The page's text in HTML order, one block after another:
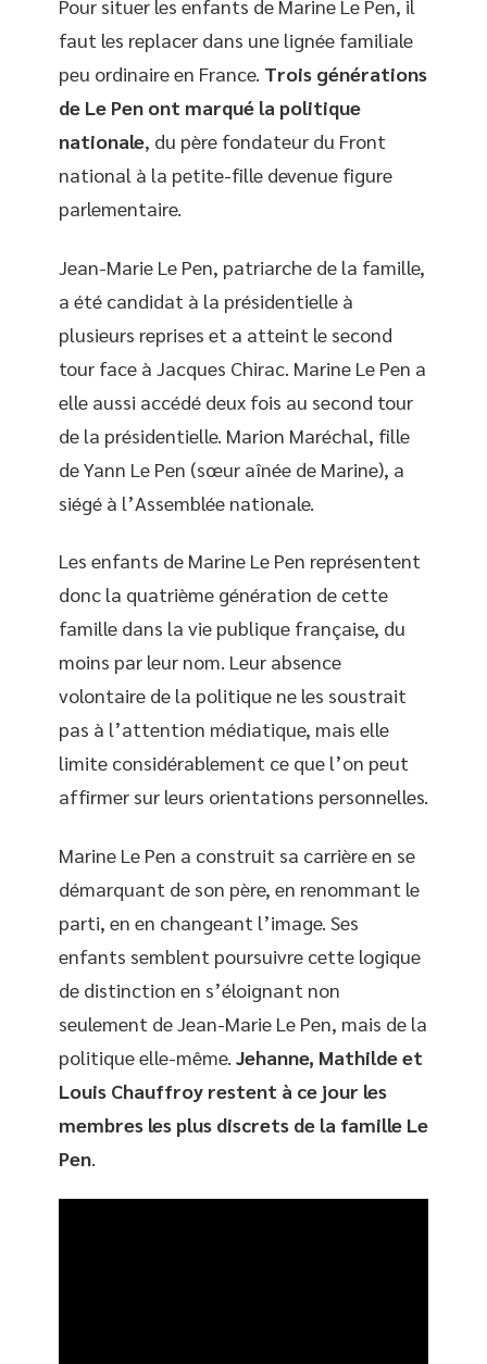
Pour situer les enfants de Marine Le Pen, il
faut les replacer dans une lignée familiale
peu ordinaire en France. Trois générations
de Le Pen ont marqué la politique
nationale, du père fondateur du Front
national à la petite-fille devenue figure
parlementaire.
Jean-Marie Le Pen, patriarche de la famille,
a été candidat à la présidentielle à
plusieurs reprises et a atteint le second
tour face à Jacques Chirac. Marine Le Pen a
elle aussi accédé deux fois au second tour
de la présidentielle. Marion Maréchal, fille
de Yann Le Pen (sœur aînée de Marine), a
siégé à l’Assemblée nationale.
Les enfants de Marine Le Pen représentent
donc la quatrième génération de cette
famille dans la vie publique française, du
moins par leur nom. Leur absence
volontaire de la politique ne les soustrait
pas à l’attention médiatique, mais elle
limite considérablement ce que l’on peut
affirmer sur leurs orientations personnelles.
Marine Le Pen a construit sa carrière en se
démarquant de son père, en renommant le
parti, en en changeant l’image. Ses
enfants semblent poursuivre cette logique
de distinction en s’éloignant non
seulement de Jean-Marie Le Pen, mais de la
politique elle-même. Jehanne, Mathilde et
Louis Chauffroy restent à ce jour les
membres les plus discrets de la famille Le
Pen.